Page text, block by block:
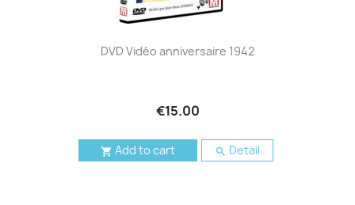
DVD Vidéo anniversaire 1942
€15.00
 Add to cart  Detail